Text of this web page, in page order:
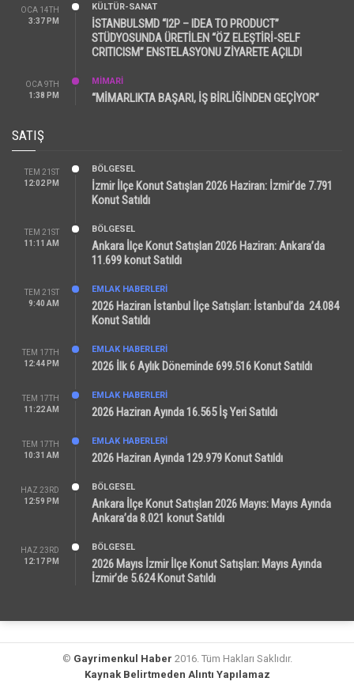
OCA 14TH
3:37 PM
KÜLTÜR-SANAT
İSTANBULSMD “I2P – IDEA TO PRODUCT”
STÜDYOSUNDA ÜRETİLEN “ÖZ ELEŞTİRİ-SELF
CRITICISM” ENSTELASYONU ZİYARETE AÇILDI
OCA 9TH
1:38 PM
MİMARİ
“MİMARLIKTA BAŞARI, İŞ BİRLİĞİNDEN GEÇİYOR”
SATIŞ
TEM 21ST
12:02 PM
BÖLGESEL
İzmir İlçe Konut Satışları 2026 Haziran: İzmir’de 7.791
Konut Satıldı
TEM 21ST
11:11 AM
BÖLGESEL
Ankara İlçe Konut Satışları 2026 Haziran: Ankara’da
11.699 konut Satıldı
TEM 21ST
9:40 AM
EMLAK HABERLERI
2026 Haziran İstanbul İlçe Satışları: İstanbul’da 24.084
Konut Satıldı
TEM 17TH
12:44 PM
EMLAK HABERLERI
2026 İlk 6 Aylık Döneminde 699.516 Konut Satıldı
TEM 17TH
11:22 AM
EMLAK HABERLERI
2026 Haziran Ayında 16.565 İş Yeri Satıldı
TEM 17TH
10:31 AM
EMLAK HABERLERI
2026 Haziran Ayında 129.979 Konut Satıldı
HAZ 23RD
12:59 PM
BÖLGESEL
Ankara İlçe Konut Satışları 2026 Mayıs: Mayıs Ayında
Ankara’da 8.021 konut Satıldı
HAZ 23RD
12:17 PM
BÖLGESEL
2026 Mayıs İzmir İlçe Konut Satışları: Mayıs Ayında
İzmir’de 5.624 Konut Satıldı
© Gayrimenkul Haber 2016. Tüm Hakları Saklıdır.
Kaynak Belirtmeden Alıntı Yapılamaz